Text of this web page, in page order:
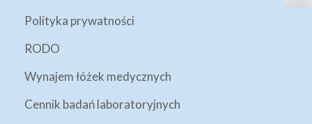
Polityka prywatności
RODO
Wynajem łóżek medycznych
Cennik badań laboratoryjnych